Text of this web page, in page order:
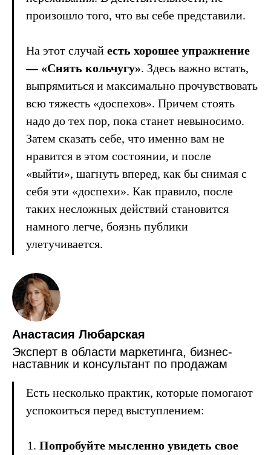
произошло того, что вы себе представили.
На этот случай есть хорошее упражнение
— «Снять кольчугу». Здесь важно встать,
выпрямиться и максимально прочувствовать
всю тяжесть «доспехов». Причем стоять
надо до тех пор, пока станет невыносимо.
Затем сказать себе, что именно вам не
нравится в этом состоянии, и после
«выйти», шагнуть вперед, как бы снимая с
себя эти «доспехи». Как правило, после
таких несложных действий становится
намного легче, боязнь публики
улетучивается.
Анастасия Любарская
Эксперт в области маркетинга, бизнес-
наставник и консультант по продажам
Есть несколько практик, которые помогают
успокоиться перед выступлением:
Попробуйте мысленно увидеть свое